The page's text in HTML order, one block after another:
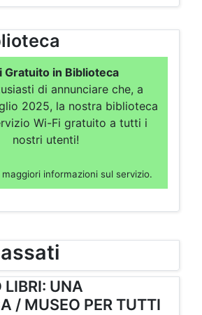
Gratuito in Biblioteca
di annunciare che, a
2025, la nostra biblioteca
Wi-Fi gratuito a tutti i
nostri utenti!
informazioni sul servizio.
LIBRI: UNA
/ MUSEO PER TUTTI